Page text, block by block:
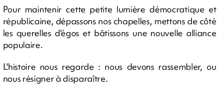
Pour maintenir cette petite lumière démocratique et
républicaine, dépassons nos chapelles, mettons de côté
les querelles d'égos et bâtissons une nouvelle alliance
populaire.
L'histoire nous regarde : nous devons rassembler, ou
nous résigner à disparaître.